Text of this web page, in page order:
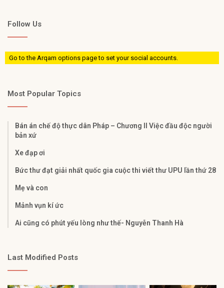
Follow Us
Go to the Arqam options page to set your social accounts.
Most Popular Topics
Bán án chế độ thực dân Pháp – Chương II Việc đầu độc người
bản xứ
Xe đạp ơi
Bức thư đạt giải nhất quốc gia cuộc thi viết thư UPU lần thứ 28
Mẹ và con
Mảnh vụn kí ức
Ai cũng có phút yếu lòng như thế- Nguyễn Thanh Hà
Last Modified Posts